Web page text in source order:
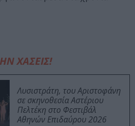
ΧΑΣΕΙΣ!
Λυσιστράτη, του Αριστοφάνη
σε σκηνοθεσία Αστέριου
Πελτέκη στο Φεστιβάλ
Αθηνών Επιδαύρου 2026